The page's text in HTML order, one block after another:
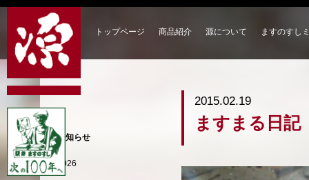
トップページ 商品紹介 源について ますのすし
2015.02.19
ますまる日記
お知らせ
2026